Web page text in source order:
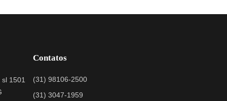
sl 1501
Contatos
(31) 98106-2500
(31) 3047-1959